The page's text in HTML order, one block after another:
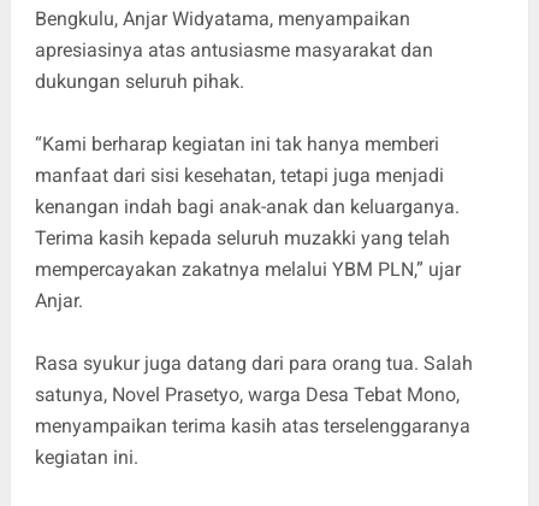
Bengkulu, Anjar Widyatama, menyampaikan
apresiasinya atas antusiasme masyarakat dan
dukungan seluruh pihak.
“Kami berharap kegiatan ini tak hanya memberi
manfaat dari sisi kesehatan, tetapi juga menjadi
kenangan indah bagi anak-anak dan keluarganya.
Terima kasih kepada seluruh muzakki yang telah
mempercayakan zakatnya melalui YBM PLN,” ujar
Anjar.
Rasa syukur juga datang dari para orang tua. Salah
satunya, Novel Prasetyo, warga Desa Tebat Mono,
menyampaikan terima kasih atas terselenggaranya
kegiatan ini.